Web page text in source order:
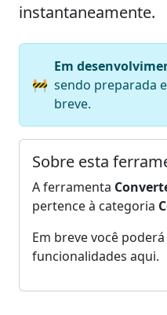
instantaneamente.
🚧
Em
sendo preparada
breve.
Sobre esta
A ferramenta
pertence à categoria
Em breve você
funcionalidades aqui.